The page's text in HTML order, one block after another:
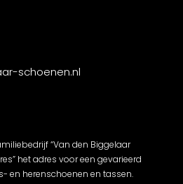
schoenen.nl
“Van den Biggelaar
het adres voor een gevarieerd
en herenschoenen en tassen.